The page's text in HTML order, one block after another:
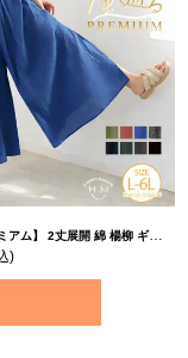
ザー フレア スカンツ 【ウェストゴム】 | 大きいサイズの通販ならハッピーマリリン
)